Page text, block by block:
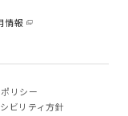
情報
リシー
ビリティ方針